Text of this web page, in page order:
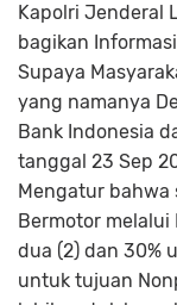
Kapolri Jenderal
bagikan
Supaya
yang namanya
Bank Indonesia
tanggal 23 Sep
Mengatur bahwa
Bermotor melalui
dua (2) dan 30%
untuk tujuan